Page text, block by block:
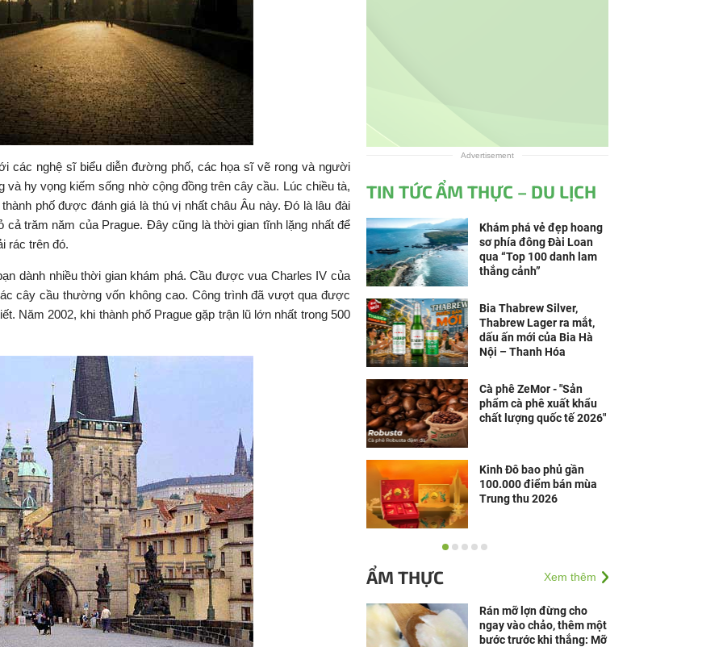
các nghệ sĩ biểu diễn đường phố, các họa sĩ vẽ rong và người
hy vọng kiếm sống nhờ cộng đồng trên cây cầu. Lúc chiều tà,
phố được đánh giá là thú vị nhất châu Âu này. Đó là lâu đài
cả trăm năm của Prague. Đây cũng là thời gian tĩnh lặng nhất để
rác trên đó.
dành nhiều thời gian khám phá. Cầu được vua Charles IV của
cây cầu thường vốn không cao. Công trình đã vượt qua được
Năm 2002, khi thành phố Prague gặp trận lũ lớn nhất trong 500
Advertisement
TIN TỨC ẨM THỰC – DU LỊCH
Khám phá vẻ đẹp hoang
sơ phía đông Đài Loan
qua “Top 100 danh lam
thắng cảnh”
Bia Thabrew Silver,
Thabrew Lager ra mắt,
dấu ấn mới của Bia Hà
Nội – Thanh Hóa
Cà phê ZeMor - "Sản
phẩm cà phê xuất khẩu
chất lượng quốc tế 2026"
Kinh Đô bao phủ gần
100.000 điểm bán mùa
Trung thu 2026
Inzan chính thức khai
giới ẩm thực Nhật Bản
ẨM THỰC Xem thêm
Rán mỡ lợn đừng cho
ngay vào chảo, thêm một
bước trước khi thắng: Mỡ